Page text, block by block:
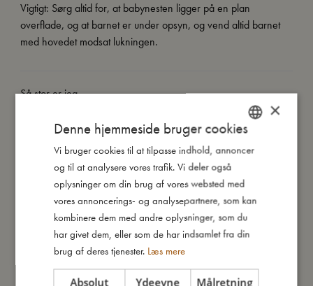
Vigtigt: Sørg altid for, at babynesten ligger på en plan
overflade, og at barnet er under opsyn, og vend altid barnet
med hovedet modsat lukningen.
Så stor er jeg
Sådan plejer du mig
Mine data
DANISH
GERMAN
×
Denne hjemmeside bruger cookies
Vi bruger cookies til at tilpasse indhold, annoncer
og til at analysere vores trafik. Vi deler også
oplysninger om din brug af vores websted med
vores annoncerings- og analysepartnere, som kan
kombinere dem med andre oplysninger, som du
har givet dem, eller som de har indsamlet fra din
brug af deres tjenester. Læs mere
Absolut Ydeevne Målretning